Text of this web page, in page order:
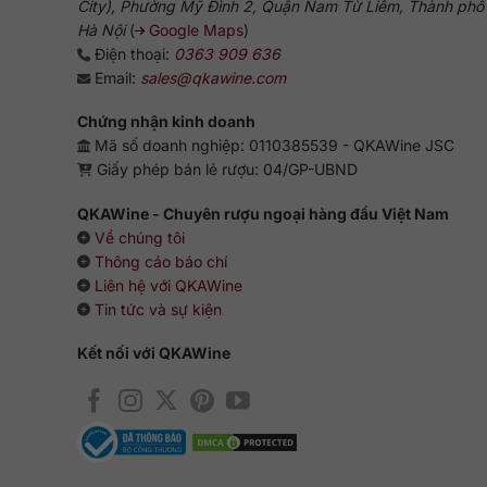
City), Phường Mỹ Đình 2, Quận Nam Từ Liêm, Thành phố
Hà Nội( Google Maps)
Điện thoại: 0363 909 636
Email: sales@qkawine.com
Chứng nhận kinh doanh
Mã số doanh nghiệp: 0110385539 - QKAWine JSC
Giấy phép bán lẻ rượu: 04/GP-UBND
QKAWine - Chuyên rượu ngoại hàng đầu Việt Nam
Về chúng tôi
Thông cáo báo chí
Liên hệ với QKAWine
Tin tức và sự kiện
Kết nối với QKAWine